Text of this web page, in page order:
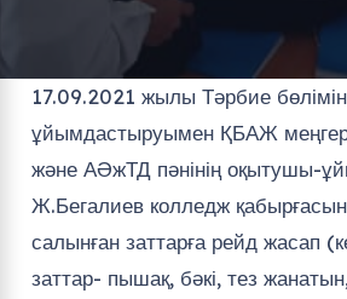
17.09.2021 жылы Тәрбие
ұйымдастыруымен ҚБАЖ
және АӘжТД пәнінің оқытушы-
Ж.Бегалиев колледж
салынған заттарға рейд жасап
заттар- пышақ, бәкі, тез